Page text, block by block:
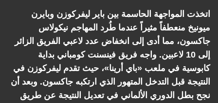
اتخذت المواجهة الحاسمة بين باير ليفركوزن وبايرن
ميونيخ منعطفاً مثيراً عندما طُرد المهاجم نيكولاس
جاكسون، مما أدى إلى انخفاض عدد لاعبي الفريق الزائر
إلى 10 لاعبين. واجه فريق فينسنت كومباني بداية
كابوسية في ملعب «باي أرينا»، حيث تقدم ليفركوزن في
النتيجة قبل التدخل المتهور الذي ارتكبه جاكسون. وبعد أن
نجح بطل الدوري الألماني في تعديل النتيجة عن طريق